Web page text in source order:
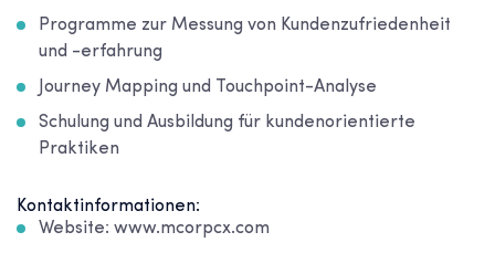
Programme zur Messung von Kundenzufriedenheit
und -erfahrung
Journey Mapping und Touchpoint-Analyse
Schulung und Ausbildung für kundenorientierte
Praktiken
Kontaktinformationen:
Website: www.mcorpcx.com